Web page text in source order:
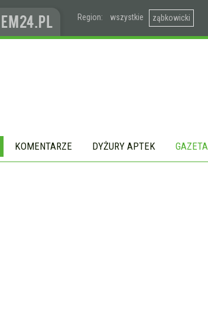
Region: wszystkie ząbkowicki
KOMENTARZE DYŻURY APTEK GAZETA